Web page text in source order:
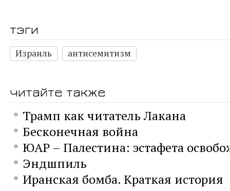
тэги
Израиль антисемитизм
читайте также
Трамп как читатель Лакана
Бесконечная война
ЮАР – Палестина: эстафета
Эндшпиль
Иранская бомба. Краткая история